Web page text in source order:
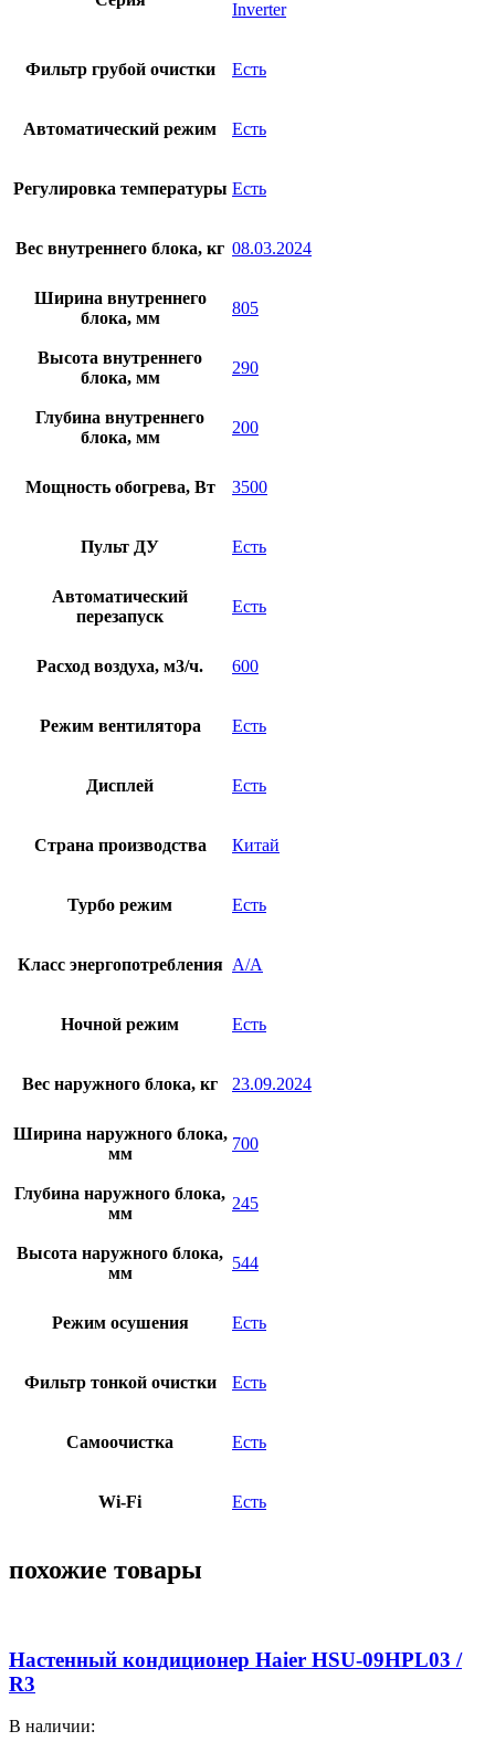
Invertеr
Фильтр грубой очистки Есть
Автоматический режим Есть
Регулировка температуры Есть
Вес внутреннего блока, кг 08.03.2024
Ширина внутреннего
блока, мм
805
Высота внутреннего
блока, мм
290
Глубина внутреннего
блока, мм
200
Мощность обогрева, Вт 3500
Пульт ДУ Есть
Автоматический
перезапуск
Есть
Расход воздуха, м3/ч. 600
Режим вентилятора Есть
Дисплей Есть
Страна производства Китай
Турбо режим Есть
Класс энергопотребления A/A
Ночной режим Есть
Вес наружного блока, кг 23.09.2024
Ширина наружного блока,
мм
700
Глубина наружного блока,
мм
245
Высота наружного блока,
мм
544
Режим осушения Есть
Фильтр тонкой очистки Есть
Самоочистка Есть
Wi-Fi Есть
похожие товары
Настенный кондиционер Haier HSU-09HPL03 /
R3
В наличии: